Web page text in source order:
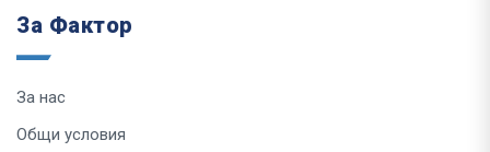
За Фактор
За нас
Общи условия